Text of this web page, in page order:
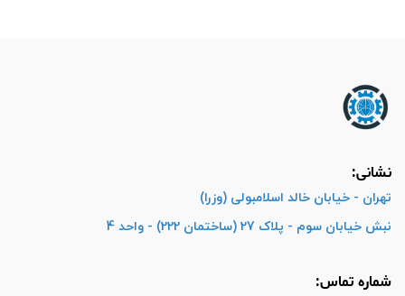
نشانی:
تهران - خیابان خالد اسلامبولی (وزرا)
نبش خیابان سوم - پلاک 27 (ساختمان 222) - واحد 4
شماره تماس: